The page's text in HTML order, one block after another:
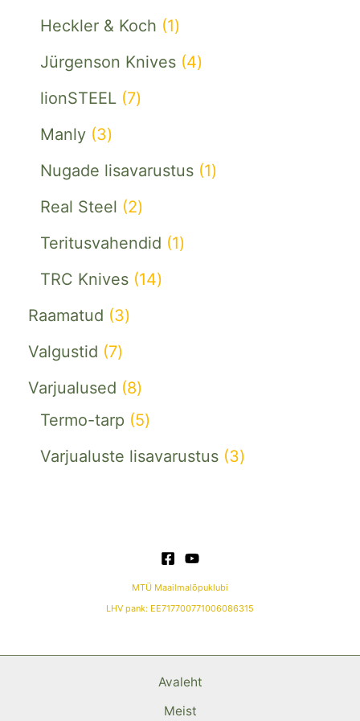
Heckler & Koch
1
Jürgenson Knives 4
lionSTEEL 7
Manly 3
Nugade lisavarustus 1
Real Steel
2
Teritusvahendid
1
TRC Knives 14
Raamatud
3
Valgustid
7
Varjualused
8
Termo-tarp
5
Varjualuste lisavarustus 3
MTÜ Maailmalõpuklubi
LHV pank: EE717700771006086315
Avaleht
Meist